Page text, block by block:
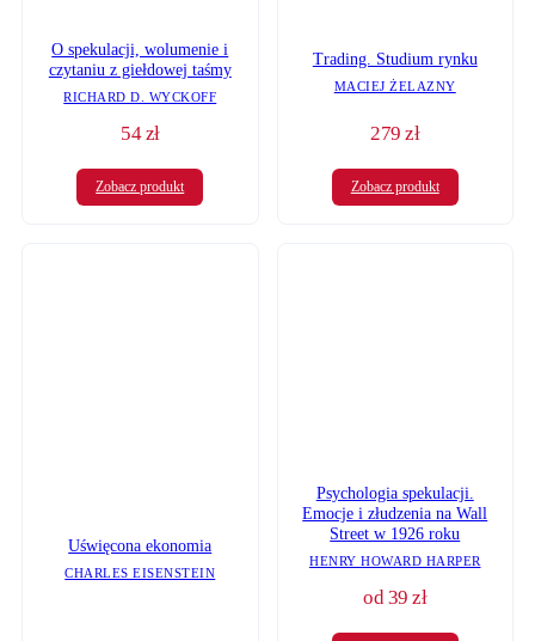
O spekulacji, wolumenie i
czytaniu z giełdowej taśmy
RICHARD D. WYCKOFF
54zł
Zobacz produkt
Trading. Studium rynku
MACIEJ ŻELAZNY
279zł
Zobacz produkt
Uświęcona ekonomia
CHARLES EISENSTEIN
Psychologia spekulacji.
Emocje i złudzenia na Wall
Street w 1926 roku
HENRY HOWARD HARPER
od39zł